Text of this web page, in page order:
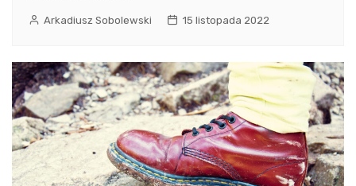
Arkadiusz Sobolewski 15 listopada 2022